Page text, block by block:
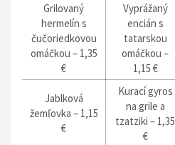
Grilovaný
hermelín s
čučoriedkovou
omáčkou – 1,35
€
Vyprážaný
encián s
tatarskou
omáčkou –
1,15 €
Jablková
žemľovka – 1,15
€
Kurací gyros
na grile a
tzatziki – 1,35
€